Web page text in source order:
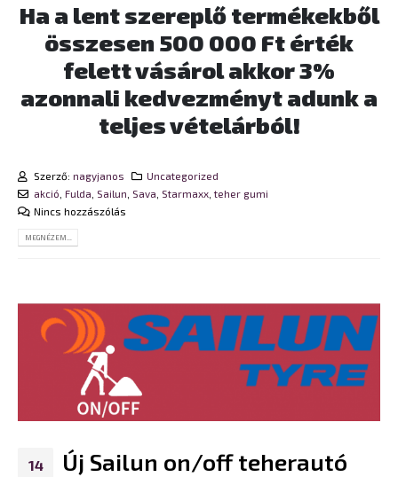
Ha a lent szereplő termékekből
összesen 500 000 Ft érték
felett vásárol akkor 3%
azonnali kedvezményt adunk a
teljes vételárból!
Szerző: nagyjanos
Uncategorized
akció Fulda Sailun Sava Starmaxx,teher gumi
Nincs hozzászólás
MEGNÉZEM...
14
Új Sailun on/off teherautó